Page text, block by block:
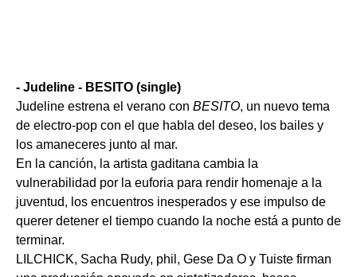
- Judeline - BESITO (single)
Judeline estrena el verano con BESITO, un nuevo tema
de electro-pop con el que habla del deseo, los bailes y
los amaneceres junto al mar.
En la canción, la artista gaditana cambia la
vulnerabilidad por la euforia para rendir homenaje a la
juventud, los encuentros inesperados y ese impulso de
querer detener el tiempo cuando la noche está a punto de
terminar.
LILCHICK, Sacha Rudy, phil, Gese Da O y Tuiste firman